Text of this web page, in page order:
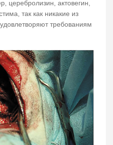
церебролизин, актовегин,
так как никакие из
требованиям